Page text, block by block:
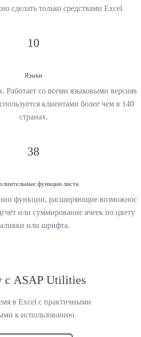
сделать только средствами Excel.
10
Языки
Работает со всеми языковыми
клиентами более чем в 140
странах.
38
функции листа
функции, расширяющие
или суммирование ячеек по цвету
или шрифта.
с ASAP Utilities
в Excel с практичными
к использованию.